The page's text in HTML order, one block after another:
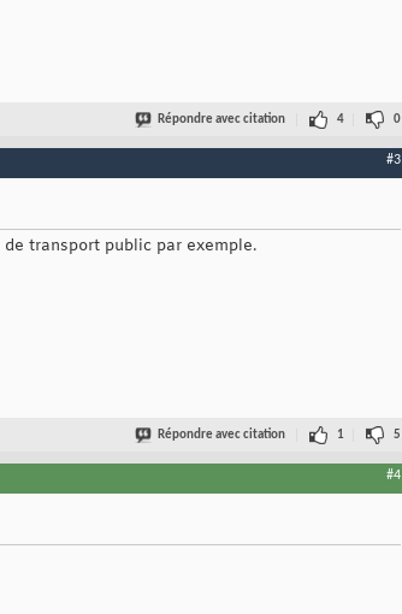
Répondre avec citation 4 0
#3
transport public par exemple.
Répondre avec citation 1 5
#4